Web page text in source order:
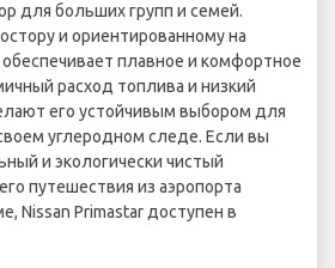
для больших групп и семей.
и ориентированному на
плавное и комфортное
расход топлива и низкий
его устойчивым выбором для
углеродном следе. Если вы
и экологически чистый
путешествия из аэропорта
Nissan Primastar доступен в